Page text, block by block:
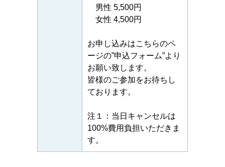
男性 5,500円
女性 4,500円
お申し込みはこちらのペ
ージの”申込フォーム”より
お願い致します。
皆様のご参加をお待ちし
ております。
注１：当日キャンセルは
100%費用負担いただきま
す。